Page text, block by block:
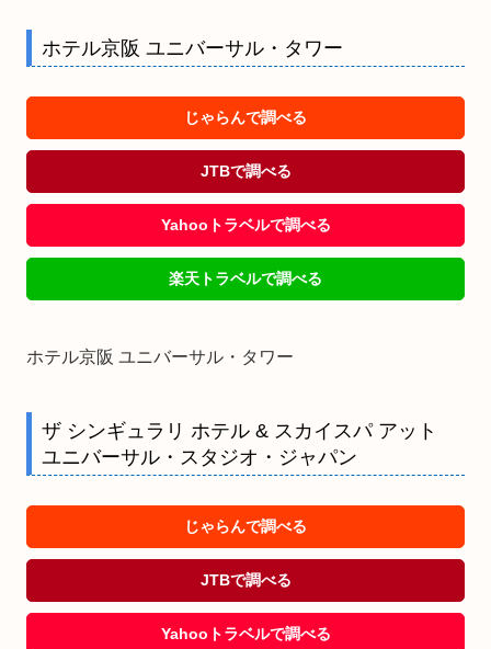
ホテル京阪 ユニバーサル・タワー
じゃらんで調べる
JTBで調べる
Yahooトラベルで調べる
楽天トラベルで調べる
ホテル京阪 ユニバーサル・タワー
ザ シンギュラリ ホテル & スカイスパ アット
ユニバーサル・スタジオ・ジャパン
じゃらんで調べる
JTBで調べる
Yahooトラベルで調べる